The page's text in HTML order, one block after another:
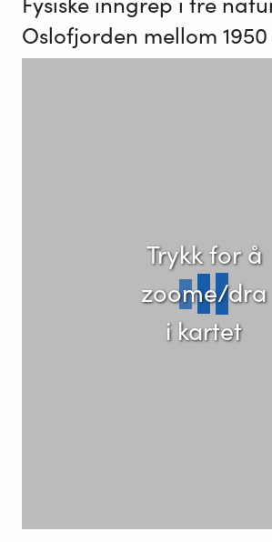
Oslofjorden mellom
Trykk for å
zoome/dra
i kartet